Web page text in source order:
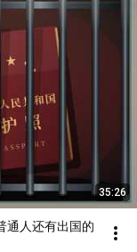
35:26
通人还有出国的